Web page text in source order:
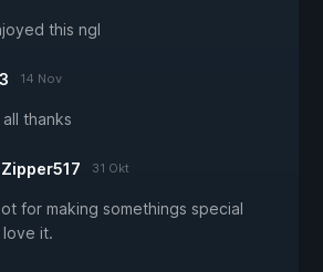
this ngl
14 Nov
thanks
31 Okt
for making somethings special
love it.